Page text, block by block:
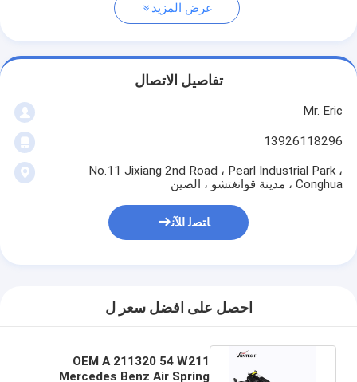
عرض المزيد
تفاصيل الاتصال
Mr. Eric
13926118296
No.11 Jixiang 2nd Road ، Pearl Industrial Park ،
Conghua ، مدينة قوانغتشو ، الصين
ﺎﺘﺼﻟ ﺍﻶﻧ
احصل على افضل سعر ل
OEM A 211320 54 W211
Mercedes Benz Air Spring